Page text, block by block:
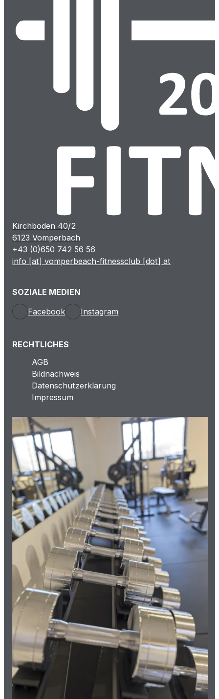
Kirchboden 40/2
6123 Vomperbach
+43 (0)650 742 56 56
info [at] vomperbeach-fitnessclub [dot] at
SOZIALE MEDIEN
Facebook
Instagram
RECHTLICHES
AGB
Bildnachweis
Datenschutzerklärung
Impressum